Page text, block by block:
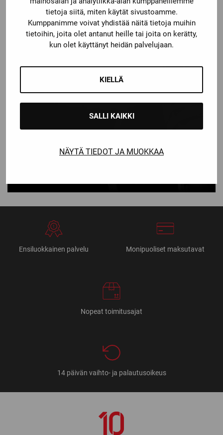
tietoja siitä, miten käytät sivustoamme.
Kumppanimme voivat yhdistää näitä tietoja muihin
tietoihin, joita olet antanut heille tai joita on kerätty,
kun olet käyttänyt heidän palvelujaan.
KIELLÄ
SALLI KAIKKI
NÄYTÄ TIEDOT JA MUOKKAA
LUISTINTEN TEROITUKSET JA
TERÄMUOTOILUT
TUTUSTU PALVELUUN
LUISTIMET
Ensiluokkainen palvelu Monipuoliset maksutavat
Nopeat toimitusajat
14 päivän vaihto- ja palautusoikeus